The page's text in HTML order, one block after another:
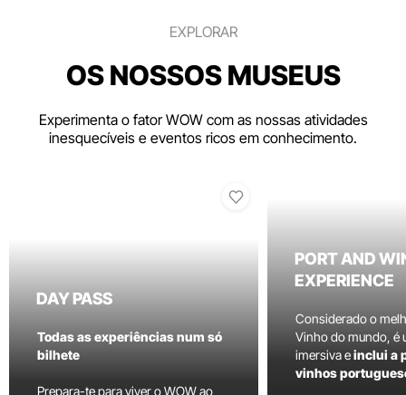
EXPLORAR
OS NOSSOS MUSEUS
Experimenta o fator WOW com as nossas atividades
inesquecíveis e eventos ricos em conhecimento.
DAY PASS
Todas as experiências num só
bilhete
Prepara-te para viver o WOW ao
PORT AND
EXPERIENCE
Considerado o
Vinho do mundo, é
imersiva einclui a
vinhos